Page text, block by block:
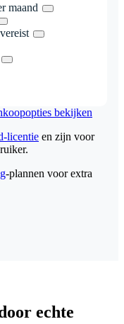
maand
bekijken
licentie en zijn voor
-plannen voor extra
echte